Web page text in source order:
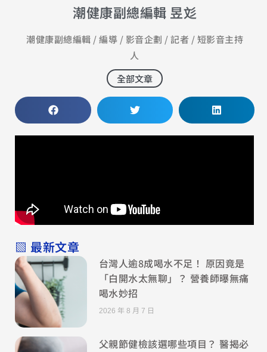
潮健康副總編輯 昱彣
潮健康副總編輯 / 編導 / 影音企劃 / 記者 / 短影音主持
人
全部文章
▧ 最新文章
台灣人逾8成喝水不足！ 原因竟是
「白開水太無聊」？ 營養師曝無痛
喝水妙招
2026 年 8 月 7 日
父親節健檢該選哪些項目？ 醫揭必